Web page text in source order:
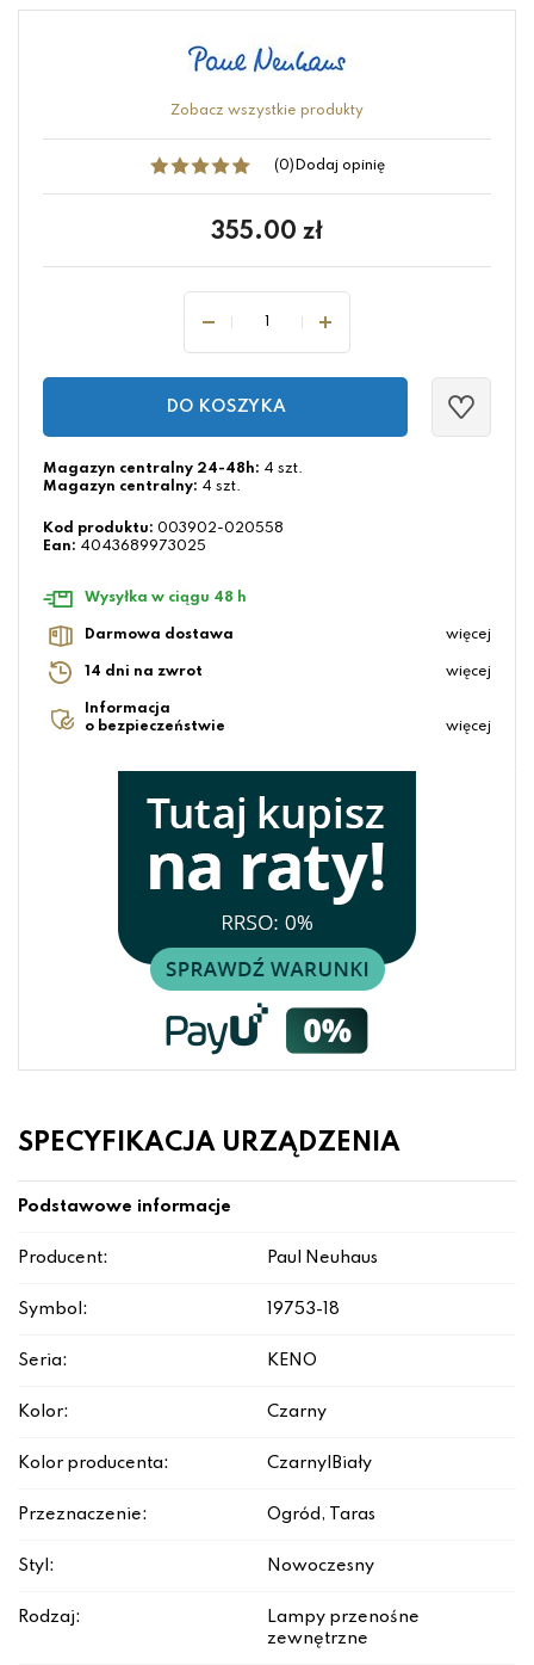
Zobacz wszystkie produkty
(0) Dodaj opinię
355.00 zł
DO KOSZYKA
Magazyn centralny 24-48h: 4 szt.
Magazyn centralny: 4 szt.
Kod produktu: 003902-020558
Ean: 4043689973025
Wysyłka w ciągu 48 h
Darmowa dostawa więcej
14 dni na zwrot więcej
Informacja
o bezpieczeństwie
więcej
SPECYFIKACJA URZĄDZENIA
Podstawowe informacje
Producent: Paul Neuhaus
Symbol: 19753-18
Seria: KENO
Kolor: Czarny
Kolor producenta: Czarny|Biały
Przeznaczenie: Ogród, Taras
Styl: Nowoczesny
Rodzaj:
Lampy przenośne
zewnętrzne